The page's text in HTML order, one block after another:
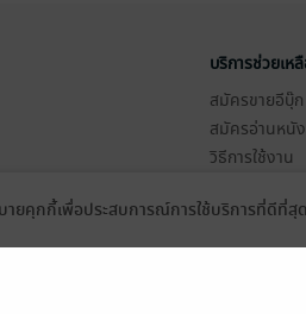
บริการช่วยเห
สมัครขายอีบุ๊ก
สมัครอ่านหนั
วิธีการใช้งาน
Stamp คืออะไ
Gift Code คือ
ายคุกกี้เพื่อประสบการณ์การใช้บริการที่ดี